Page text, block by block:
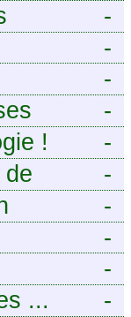
-
-
-
-
-
!
-
-
-
-
-
...